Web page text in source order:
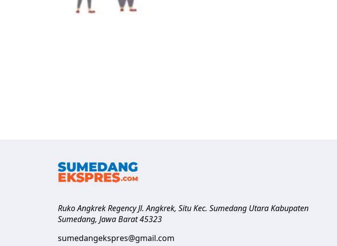
Ruko Angkrek Regency Jl. Angkrek, Situ Kec. Sumedang UtaraKabupaten
Sumedang, Jawa Barat45323
sumedangekspres@gmail.com